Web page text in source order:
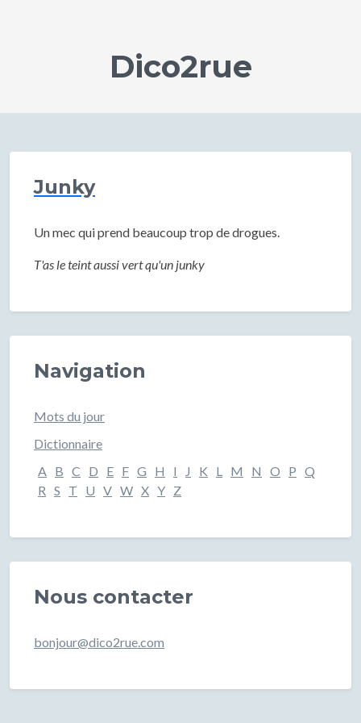
Dico2rue
Junky
Un mec qui prend beaucoup trop de drogues.
T'as le teint aussi vert qu'un junky
Navigation
Mots du jour
Dictionnaire
A B C D E F G H I J K L M N O P Q
R S T U V W X Y Z
Nous contacter
bonjour@dico2rue.com